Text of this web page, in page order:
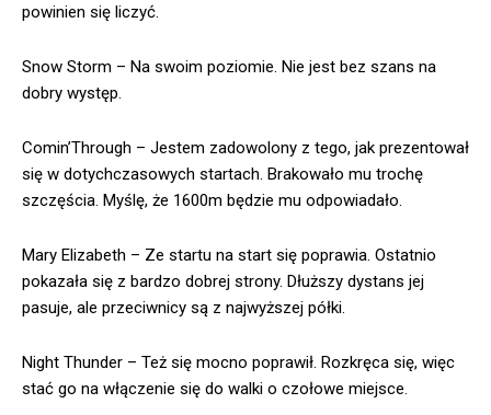
powinien się liczyć.
Snow Storm – Na swoim poziomie. Nie jest bez szans na
dobry występ.
Comin’Through – Jestem zadowolony z tego, jak prezentował
się w dotychczasowych startach. Brakowało mu trochę
szczęścia. Myślę, że 1600m będzie mu odpowiadało.
Mary Elizabeth – Ze startu na start się poprawia. Ostatnio
pokazała się z bardzo dobrej strony. Dłuższy dystans jej
pasuje, ale przeciwnicy są z najwyższej półki.
Night Thunder – Też się mocno poprawił. Rozkręca się, więc
stać go na włączenie się do walki o czołowe miejsce.